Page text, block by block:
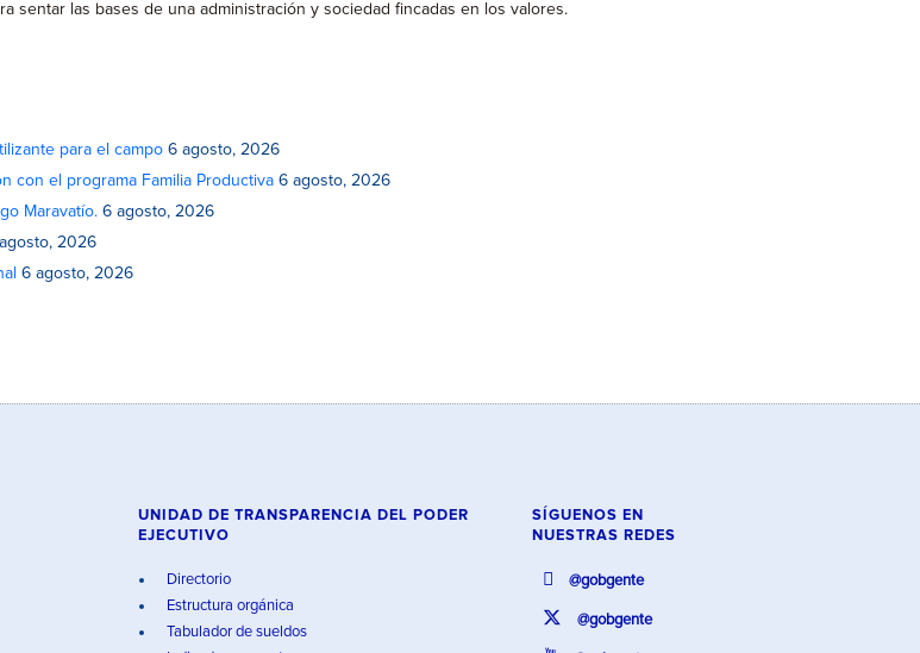
sentar las bases de una administración y sociedad fincadas en los valores.
para el campo 6 agosto, 2026
con el programa Familia Productiva 6 agosto, 2026
Maravatío. 6 agosto, 2026
2026
6 agosto, 2026
UNIDAD DE TRANSPARENCIA DEL PODER
EJECUTIVO
Directorio
Estructura orgánica
Tabulador de sueldos
SÍGUENOS EN
NUESTRAS REDES
@gobgente
@gobgente